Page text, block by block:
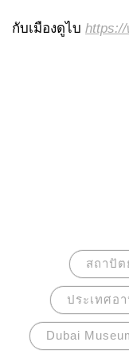
เว็บไซต์
กับเมืองดูไบ https://
สถาปัต
ประเทศอ
Dubai